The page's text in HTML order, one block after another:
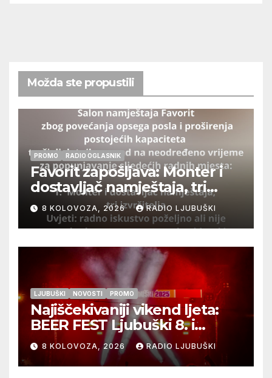
Možda ste propustili
PROMO RADIO OGLASNIK
Favorit zapošljava: Monter i
dostavljač namještaja, tri
izvršitelja
8 KOLOVOZA, 2026 RADIO LJUBUŠKI
LJUBUŠKI NOVOSTI PROMO
Najiščekivaniji vikend ljeta:
BEER FEST Ljubuški 8. i
9.kolovoza
8 KOLOVOZA, 2026 RADIO LJUBUŠKI